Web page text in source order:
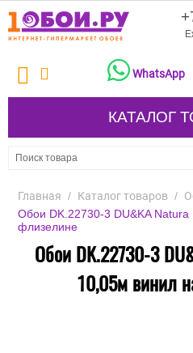
WhatsApp
КАТАЛОГ
Главная / Каталог товаров /
Обои DK.22730-3 DU&KA
флизелине
Обои DK.22730-3
10,05м винил